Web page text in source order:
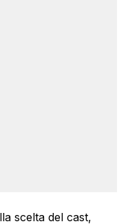
scelta del cast,